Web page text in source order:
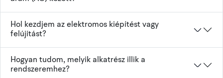
Hol kezdjem az elektromos kiépítést vagy
felújítást?
Hogyan tudom, melyik alkatrész illik a
rendszeremhez?